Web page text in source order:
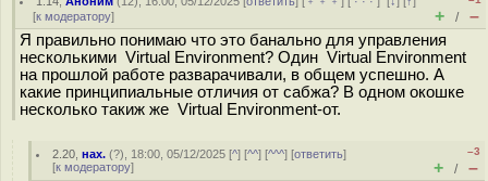
[к модератору] + / –
Я правильно понимаю что это банально для управления
несколькими Virtual Environment? Один Virtual Environment
на прошлой работе разварачивали, в общем успешно. А
какие принципиальные отличия от сабжа? В одном окошке
несколько такиж же Virtual Environment-от.
2.20 ,нах. (?), 18:00, 05/12/2025 [^] [^^] [^^^] [ответить]
[к модератору]
–3
+ / –